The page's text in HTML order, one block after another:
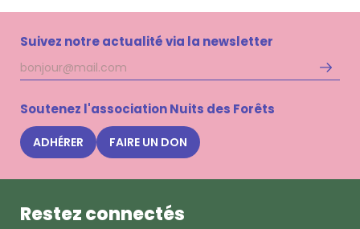
Suivez notre actualité via la newsletter
Adresse
mail
Soutenez l'association Nuits des Forêts
ADHÉRER FAIRE UN DON
Restez connectés